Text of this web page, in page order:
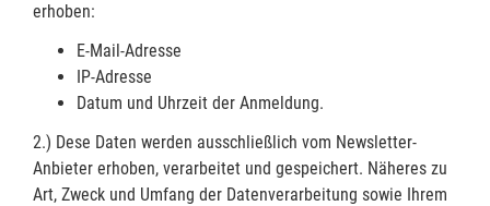
erhoben:
E-Mail-Adresse
IP-Adresse
Datum und Uhrzeit der Anmeldung.
2.) Dese Daten werden ausschließlich vom Newsletter-
Anbieter erhoben, verarbeitet und gespeichert. Näheres zu
Art, Zweck und Umfang der Datenverarbeitung sowie Ihrem